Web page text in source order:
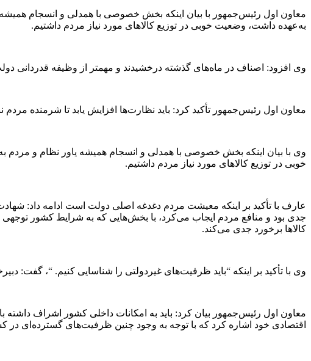
معاون اول رئیس‌جمهور با بیان اینکه بخش خصوصی با همدلی و انسجام
به‌عهده داشت، وضعیت خوبی در توزیع کالا‌های مورد نیاز مردم داشتیم.
وی افزود: اصناف در ماه‌های گذشته درخشیدند و مهمتر از وظیفه قدردانی
معاون اول رئیس‌جمهور تأکید کرد: باید نظارت‌ها افزایش یابد تا شرمنده
وی با بیان اینکه بخش خصوصی با همدلی و انسجام همیشه یاور نظام و
خوبی در توزیع کالا‌های مورد نیاز مردم داشتیم.
عارف با تأکید بر اینکه معیشت مردم دغدغه اصلی دولت است ادامه داد:
جدی بود و منافع مردم ایجاب می‌کرد، با بخش‌هایی که به شرایط کشور
کالا‌ها برخورد جدی می‌کند.
وی با تأکید بر اینکه “باید ظرفیت‌های غیردولتی را شناسایی کنیم. “،
معاون اول رئیس‌جمهور بیان کرد: باید به امکانات داخلی کشور اشراف داشته
اقتصادی خود اشاره کرد که با توجه به وجود چنین ظرفیت‌های گسترده‌ای